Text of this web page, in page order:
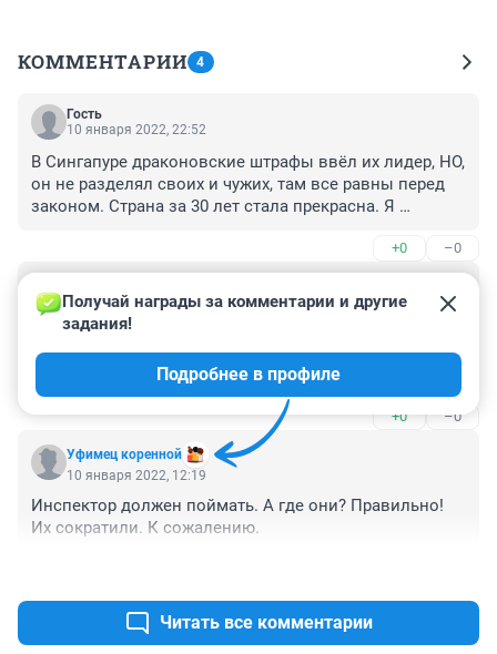
КОММЕНТАРИИ 4
Гость
10 января 2022, 22:52
В Сингапуре драконовские штрафы ввёл их лидер, НО,
он не разделял своих и чужих, там все равны перед
законом. Страна за 30 лет стала прекрасна. Я
я не согласен с тем, что кому то закон не писан.
+0 –0
10 января 2022, 19:10
Лишение свободы?Это что-то новое,че хотят то и
творят...Даже штрафы ныне не соразмерны уровню
жизни большинства а топливо вообще не поймикак
не регулируется близится апакалипсис,как бы не
рвануло
+0 –0
Уфимец коренной
Получай награды за комментарии и другие
задания!
Подробнее в профиле
10 января 2022, 12:19
Инспектор должен поймать. А где они? Правильно!
Их сократили. К сожалению.
Читать все комментарии